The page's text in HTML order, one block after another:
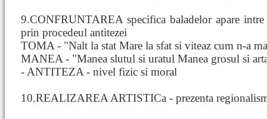
9.CONFRUNTAREA specifica baladelor apare
prin procedeul antitezei
TOMA - "Nalt la stat Mare la sfat si viteaz cum n-a
MANEA - "Manea slutul si uratul Manea grosul si
- ANTITEZA - nivel fizic si moral
10.REALIZAREA ARTISTICa - prezenta